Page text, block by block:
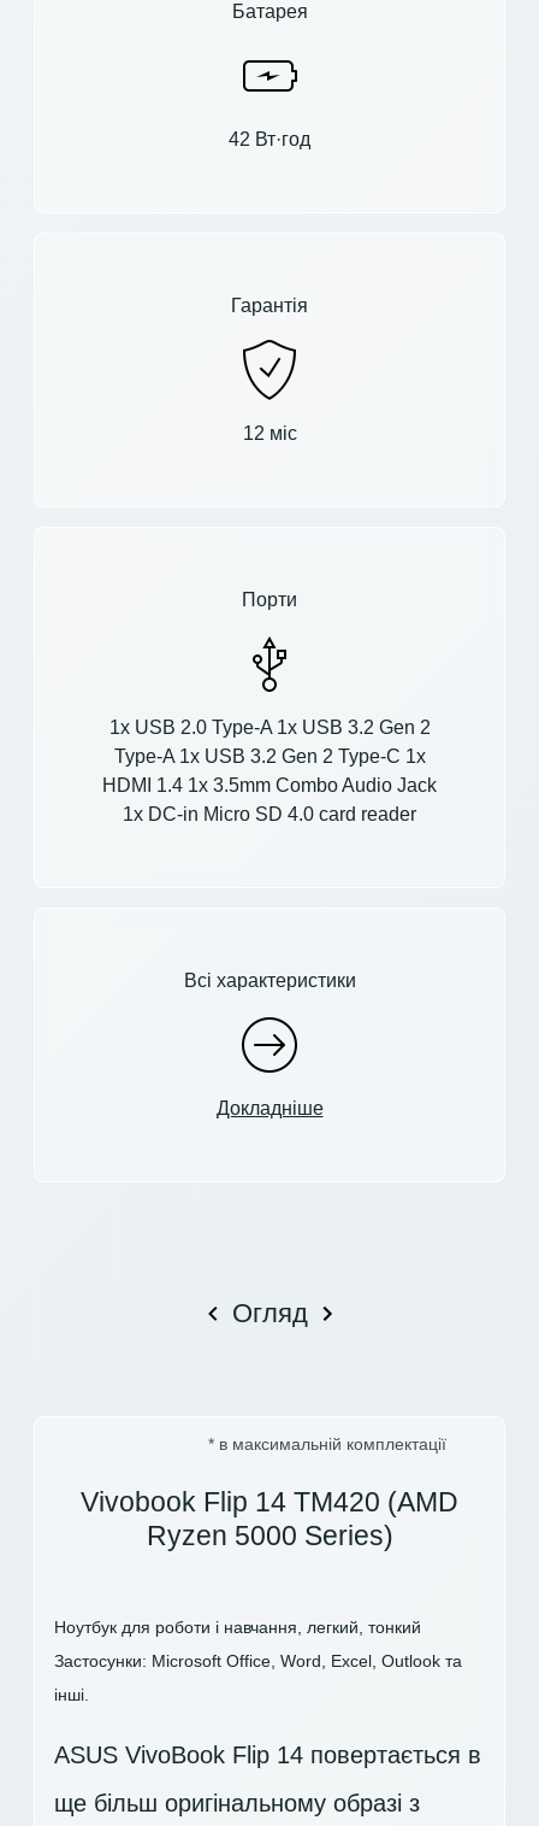
Батарея
42 Вт·год
Гарантія
12 міс
Порти
1x USB 2.0 Type-A 1x USB 3.2 Gen 2
Type-A 1x USB 3.2 Gen 2 Type-C 1x
HDMI 1.4 1x 3.5mm Combo Audio Jack
1x DC-in Micro SD 4.0 card reader
Всі характеристики
Докладніше
Огляд
* в максимальній комплектації
Vivobook Flip 14 TM420 (AMD
Ryzen 5000 Series)
Ноутбук для роботи і навчання, легкий, тонкий
Застосунки: Microsoft Office, Word, Excel, Outlook та
інші.
ASUS VivoBook Flip 14 повертається в
ще більш оригінальному образі з